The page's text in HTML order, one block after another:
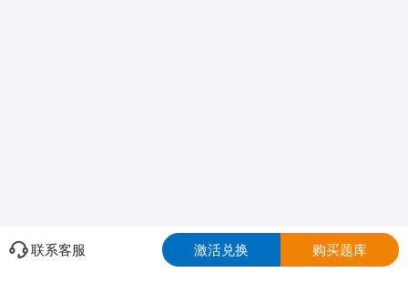
联系客服 激活兑换 购买题库